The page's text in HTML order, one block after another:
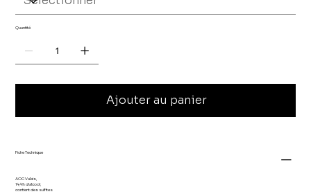
Quantité
Ajouter au panier
Fiche Technique
AOC Valais,
14,4% d'alcool,
contient des sulfites